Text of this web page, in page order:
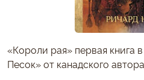
«Короли рая» первая книга
Песок» от канадского